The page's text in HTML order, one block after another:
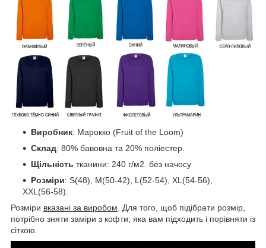
Виробник: Марокко (Fruit of the Loom)
Склад: 80% бавовна та 20% поліестер.
Щільність тканини: 240 г/м2. без начосу
Розміри: S(48), M(50-42), L(52-54), XL(54-56),
XXL(56-58).
Розміри вказані за виробом . Для того, щоб підібрати розмір,
потрібно зняти заміри з кофти, яка вам підходить і порівняти із
сіткою.